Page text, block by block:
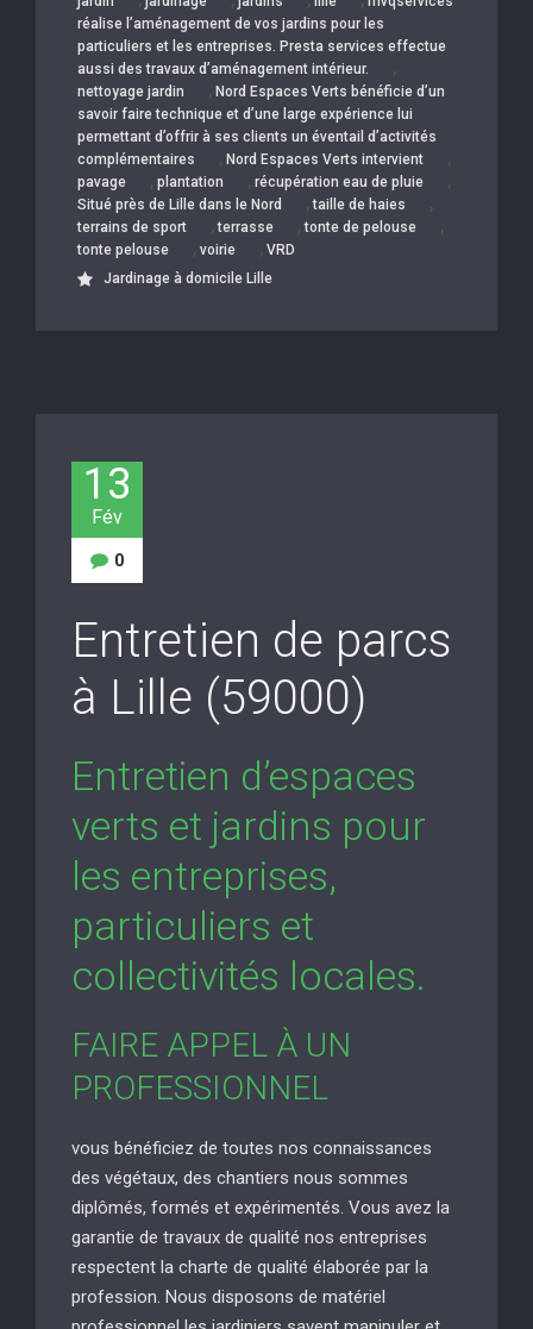
réalise l’aménagement de vos jardins pour les
particuliers et les entreprises. Presta services effectue
aussi des travaux d’aménagement intérieur.
,
nettoyage jardin , Nord Espaces Verts bénéficie d’un
savoir faire technique et d’une large expérience lui
permettant d’offrir à ses clients un éventail d’activités
complémentaires
, Nord Espaces Verts intervient ,
pavage , plantation , récupération eau de pluie ,
Situé près de Lille dans le Nord ,taille de haies ,
terrains de sport ,terrasse ,tonte de pelouse ,
tonte pelouse , voirie , VRD
Jardinage à domicile Lille
13
Fév
0
Entretien de parcs
à Lille (59000)
Entretien d’espaces
verts et jardins pour
les entreprises,
particuliers et
collectivités locales.
FAIRE APPEL À UN
PROFESSIONNEL
vous bénéficiez de toutes nos connaissances
des végétaux, des chantiers nous sommes
diplômés, formés et expérimentés. Vous avez la
garantie de travaux de qualité nos entreprises
respectent la charte de qualité élaborée par la
profession. Nous disposons de matériel